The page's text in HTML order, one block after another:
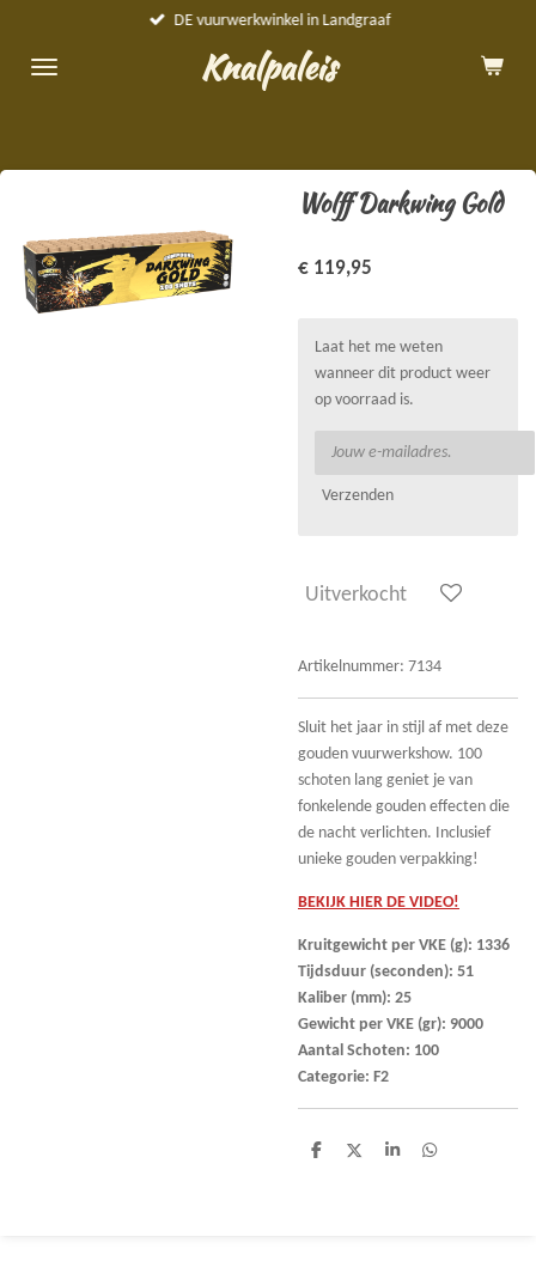
naar
Knalpaleis
DE vuurwerkwinkel in Landgraaf
Wolff Darkwing Gold
€ 119,95
Laat het me weten
wanneer dit product weer
op voorraad is.
Verzenden
Uitverkocht
Artikelnummer: 7134
Sluit het jaar in stijl af met deze
gouden vuurwerkshow. 100
schoten lang geniet je van
fonkelende gouden effecten die
de nacht verlichten. Inclusief
unieke gouden verpakking!
BEKIJK HIER DE VIDEO!
Kruitgewicht per VKE (g): 1336
Tijdsduur (seconden): 51
Kaliber (mm): 25
Gewicht per VKE (gr): 9000
Aantal Schoten: 100
Categorie: F2
D
D
S
D